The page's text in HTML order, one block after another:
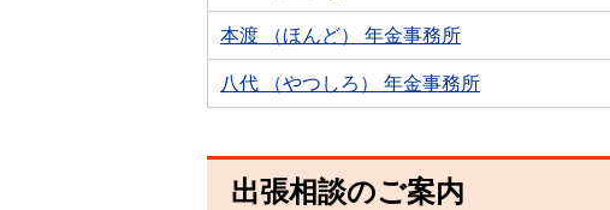
本渡 （ほんど） 年金事務所
八代 （やつしろ） 年金事務所
出張相談のご案内